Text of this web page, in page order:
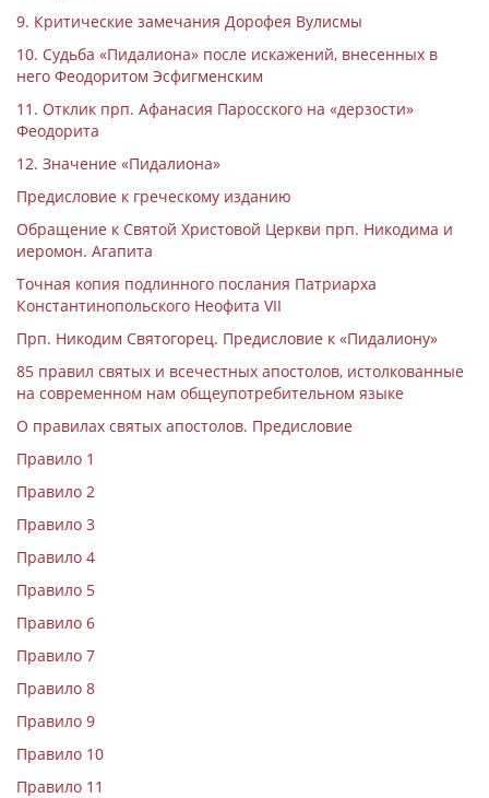
9. Критические замечания Дорофея Вулисмы
10. Судьба «Пидалиона» после искажений, внесенных в
него Феодоритом Эсфигменским
11. Отклик прп. Афанасия Паросского на «дерзости»
Феодорита
12. Значение «Пидалиона»
Предисловие к греческому изданию
Обращение к Святой Христовой Церкви прп. Никодима и
иеромон. Агапита
Точная копия подлинного послания Патриарха
Константинопольского Неофита VII
Прп. Никодим Святогорец. Предисловие к «Пидалиону»
85 правил святых и всечестных апостолов, истолкованные
на современном нам общеупотребительном языке
О правилах святых апостолов. Предисловие
Правило 1
Правило 2
Правило 3
Правило 4
Правило 5
Правило 6
Правило 7
Правило 8
Правило 9
Правило 10
Правило 11